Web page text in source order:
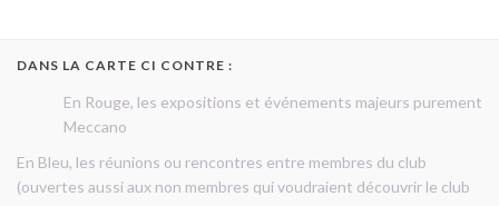
DANS LA CARTE CI CONTRE :
En Rouge, les expositions et événements majeurs purement
Meccano
En Bleu, les réunions ou rencontres entre membres du club
(ouvertes aussi aux non membres qui voudraient découvrir le club